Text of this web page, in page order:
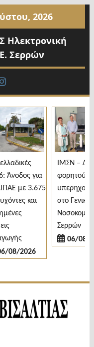
2026
Ηλεκτρονική
Σερρών
Άνοδος για
με 3.675
και
08/2026
ΙΜΣΝ –
φορητού
στο Γενικό
Νοσοκομείο
Σερρών
06/08/